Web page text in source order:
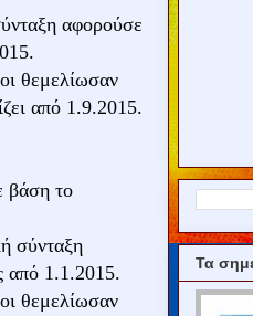
αφορούσε
θεμελίωσαν
από 1.9.2015.
βάση το
σύνταξη
από 1.1.2015.
θεμελίωσαν
Τα